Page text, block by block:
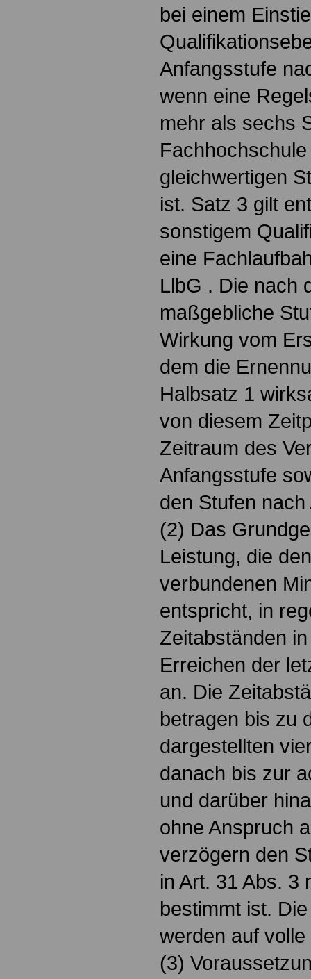
bei einem
Anfangsstufe
wenn eine
mehr als sechs
gleichwertigen
ist. Satz 3 gilt
sonstigem
eine
LlbG . Die nach
maßgebliche
Wirkung vom
dem die
Halbsatz 1
von diesem
Zeitraum des
Anfangsstufe
den Stufen
(2) Das
Leistung, die
verbundenen
entspricht, in
Zeitabständen
Erreichen der
an. Die
betragen bis zu
dargestellten
danach bis zur
und darüber
ohne Anspruch
verzögern den
in Art. 31 Abs. 3
bestimmt ist.
werden auf
(3)